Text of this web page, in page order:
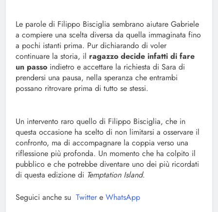
Le parole di Filippo Bisciglia sembrano aiutare Gabriele
a compiere una scelta diversa da quella immaginata fino
a pochi istanti prima. Pur dichiarando di voler
continuare la storia, il ragazzo decide infatti di fare
un passo indietro e accettare la richiesta di Sara di
prendersi una pausa, nella speranza che entrambi
possano ritrovare prima di tutto se stessi.
Un intervento raro quello di Filippo Bisciglia, che in
questa occasione ha scelto di non limitarsi a osservare il
confronto, ma di accompagnare la coppia verso una
riflessione più profonda. Un momento che ha colpito il
pubblico e che potrebbe diventare uno dei più ricordati
di questa edizione di Temptation Island.
Seguici anche su Twitter e WhatsApp